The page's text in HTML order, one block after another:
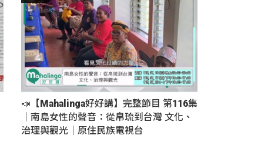
📣【Mahalinga好好講】完整節目 第116集
｜南島女性的聲音：從帛琉到台灣 文化、
治理與觀光｜原住民族電視台